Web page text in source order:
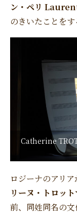
ン・ペリ
のきいたことをす
Catherine
ロジーナのアリ
リーヌ・トロ
前、同姓同名の